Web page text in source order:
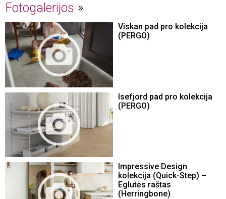
Fotogalerijos
Viskan pad pro kolekcija
(PERGO)
Isefjord pad pro kolekcija
(PERGO)
Impressive Design
kolekcija (Quick-Step) –
Eglutės raštas
(Herringbone)